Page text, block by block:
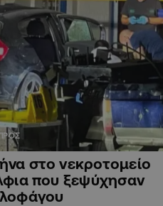
στο νεκροτομείο
που ξεψύχησαν